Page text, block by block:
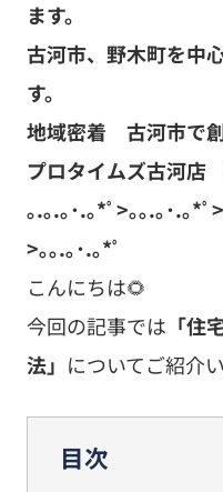
ます。
古河市、野木町を中
す。
地域密着 古河市で
プロタイムズ古河店
｡.｡.｡･.｡*ﾟ>｡｡.｡･.｡*ﾟ
>｡｡.｡･.｡*ﾟ
こんにちは🌻
今回の記事では 「住
法」 についてご紹介
目次